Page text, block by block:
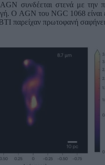
συνδέεται στενά με την
Ο AGN του NGC 1068 είναι
παρείχαν πρωτοφανή